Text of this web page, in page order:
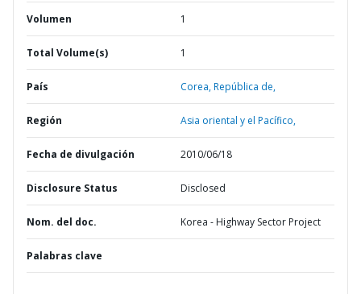
Volumen 1
Total Volume(s) 1
País Corea,República de,
Región Asia oriental y el Pacífico,
Fecha de divulgación 2010/06/18
Disclosure Status Disclosed
Nom. del doc. Korea - Highway Sector Project
Palabras clave